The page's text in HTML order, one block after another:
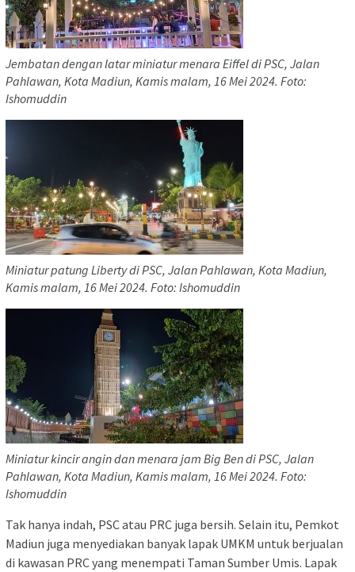
Jembatan dengan latar miniatur menara Eiffel di PSC, Jalan
Pahlawan, Kota Madiun, Kamis malam, 16 Mei 2024. Foto:
Ishomuddin
Miniatur patung Liberty di PSC, Jalan Pahlawan, Kota Madiun,
Kamis malam, 16 Mei 2024. Foto: Ishomuddin
Miniatur kincir angin dan menara jam Big Ben di PSC, Jalan
Pahlawan, Kota Madiun, Kamis malam, 16 Mei 2024. Foto:
Ishomuddin
Tak hanya indah, PSC atau PRC juga bersih. Selain itu, Pemkot
Madiun juga menyediakan banyak lapak UMKM untuk berjualan
di kawasan PRC yang menempati Taman Sumber Umis. Lapak